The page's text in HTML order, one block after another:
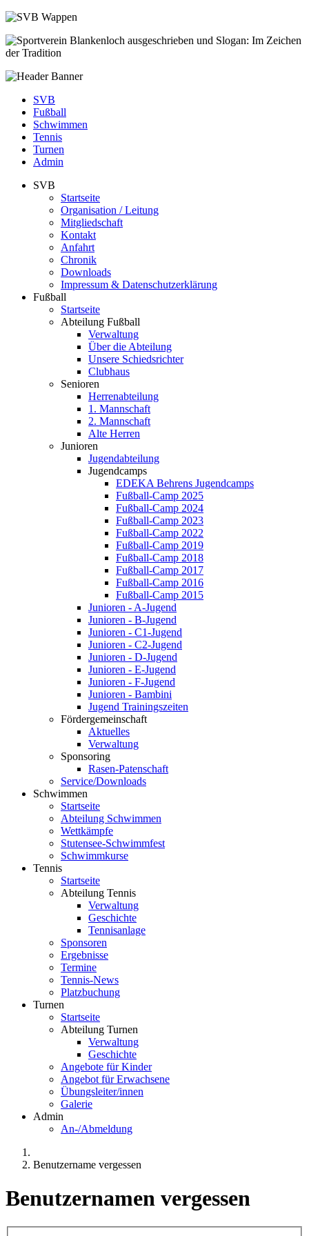
SVB
Fußball
Schwimmen
Tennis
Turnen
Admin
SVB
Startseite
Organisation / Leitung
Mitgliedschaft
Kontakt
Anfahrt
Chronik
Downloads
Impressum & Datenschutzerklärung
Fußball
Startseite
Abteilung Fußball
Verwaltung
Über die Abteilung
Unsere Schiedsrichter
Clubhaus
Senioren
Herrenabteilung
1. Mannschaft
2. Mannschaft
Alte Herren
Junioren
Jugendabteilung
Jugendcamps
EDEKA Behrens Jugendcamps
Fußball-Camp 2025
Fußball-Camp 2024
Fußball-Camp 2023
Fußball-Camp 2022
Fußball-Camp 2019
Fußball-Camp 2018
Fußball-Camp 2017
Fußball-Camp 2016
Fußball-Camp 2015
Junioren - A-Jugend
Junioren - B-Jugend
Junioren - C1-Jugend
Junioren - C2-Jugend
Junioren - D-Jugend
Junioren - E-Jugend
Junioren - F-Jugend
Junioren - Bambini
Jugend Trainingszeiten
Fördergemeinschaft
Aktuelles
Verwaltung
Sponsoring
Rasen-Patenschaft
Service/Downloads
Schwimmen
Startseite
Abteilung Schwimmen
Wettkämpfe
Stutensee-Schwimmfest
Schwimmkurse
Tennis
Startseite
Abteilung Tennis
Verwaltung
Geschichte
Tennisanlage
Sponsoren
Ergebnisse
Termine
Tennis-News
Platzbuchung
Turnen
Startseite
Abteilung Turnen
Verwaltung
Geschichte
Angebote für Kinder
Angebot für Erwachsene
Übungsleiter/innen
Galerie
Admin
An-/Abmeldung
Benutzername vergessen
Benutzernamen vergessen